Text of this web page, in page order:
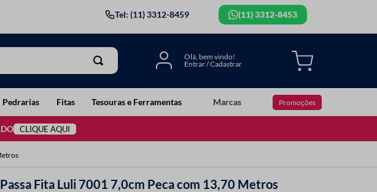
Tel: (11) 3312-8459 (11) 3312-8453
Pedrarias Fitas Tesouras e Ferramentas Marcas Promoções
CLIQUE AQUI
Passa Fita Luli 7001 7,0cm Peca com 13,70 Metros